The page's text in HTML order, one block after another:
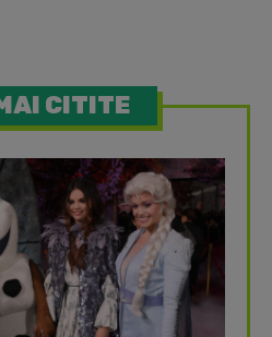
CITITE